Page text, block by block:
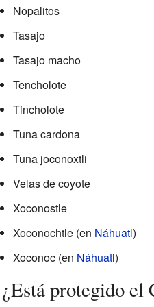
Nopalitos
Tasajo
Tasajo macho
Tencholote
Tincholote
Tuna cardona
Tuna joconoxtli
Velas de coyote
Xoconostle
Xoconochtle (en Náhuatl)
Xoconoc (en Náhuatl)
¿Está protegido el